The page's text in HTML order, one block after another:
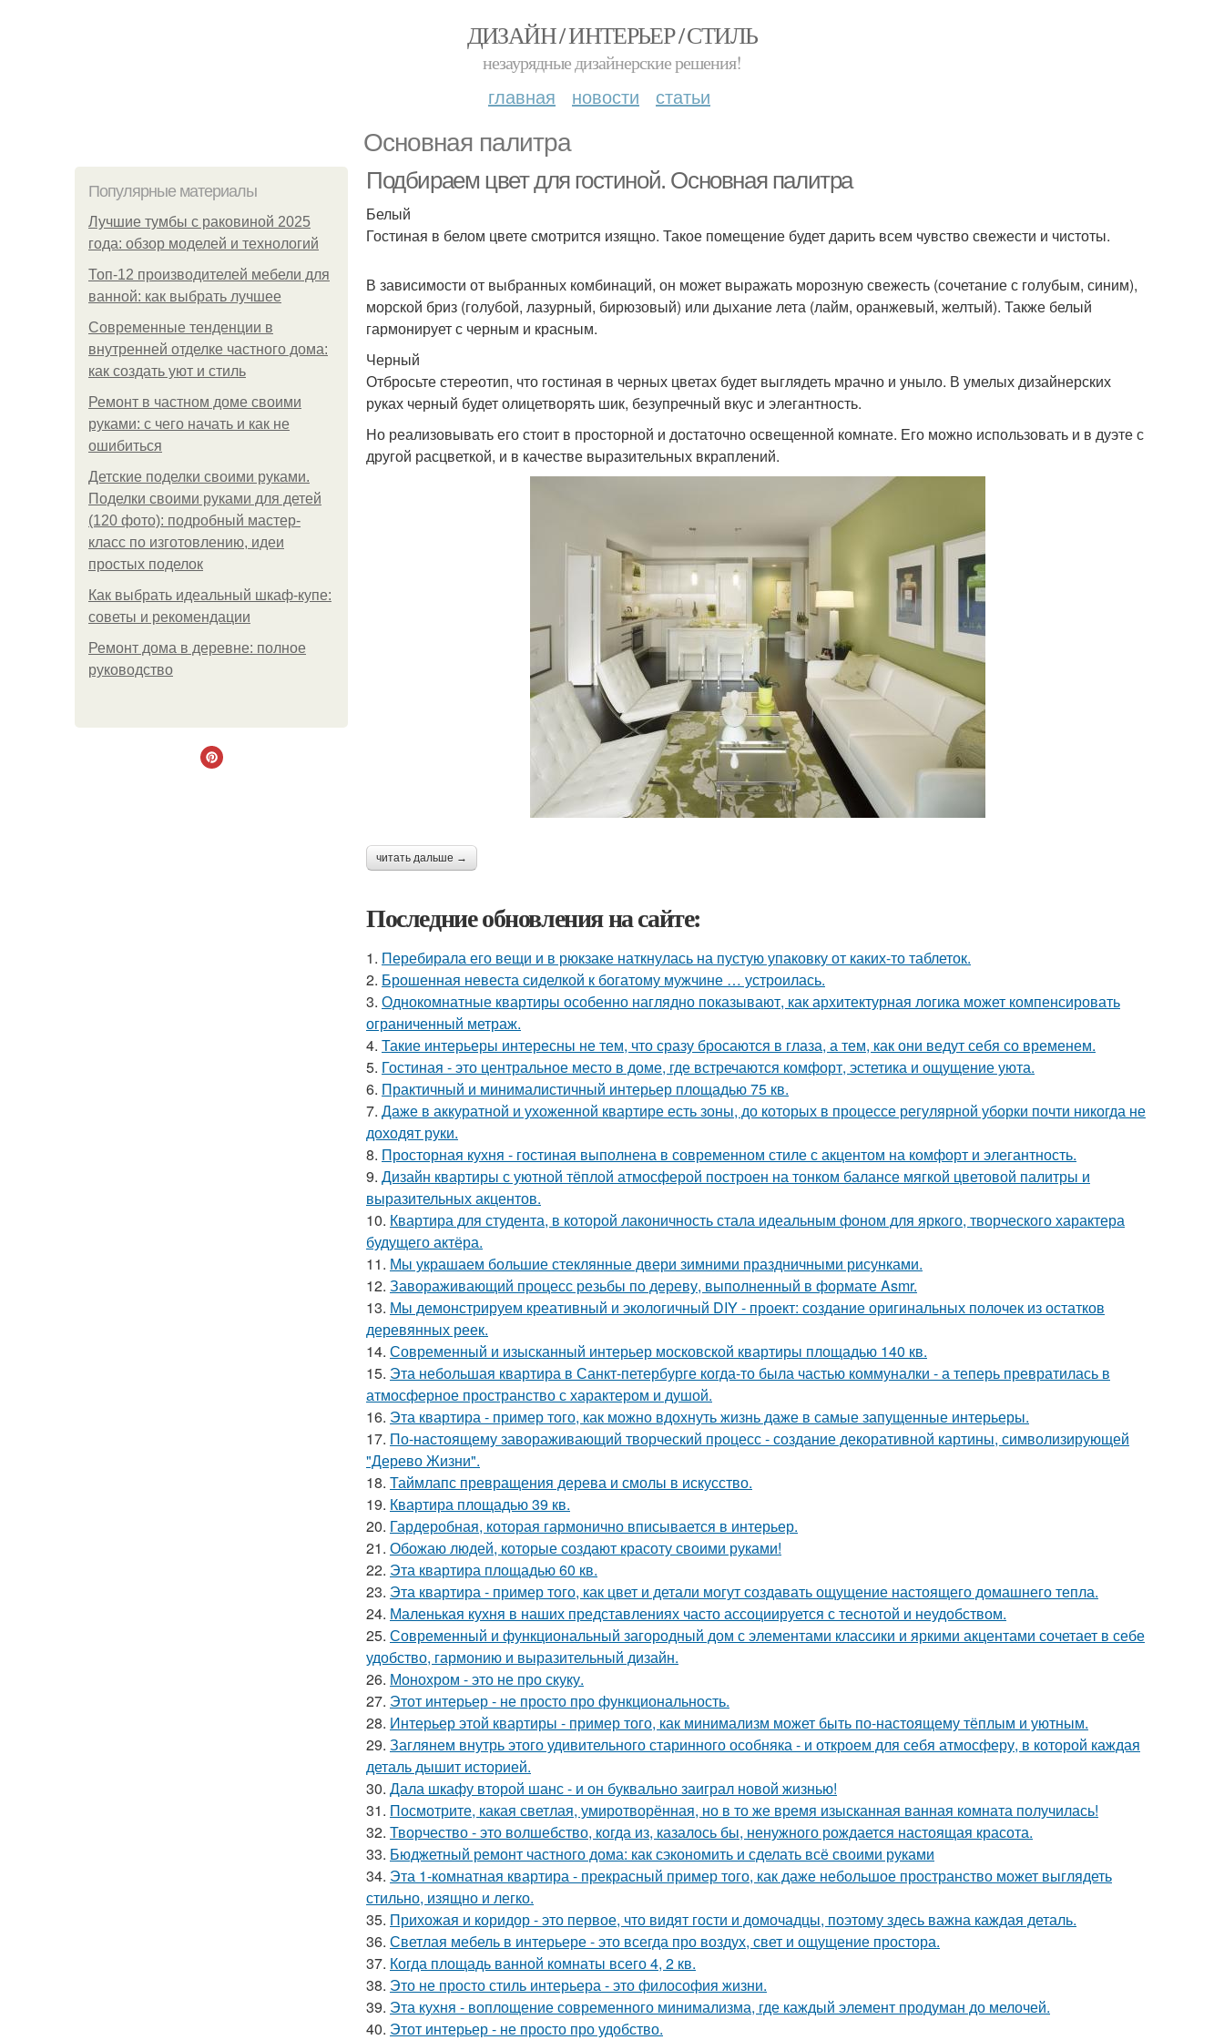
ДИЗАЙН / ИНТЕРЬЕР / СТИЛЬ
незаурядные дизайнерские решения!
главная новости статьи
Основная палитра
Популярные материалы
Лучшие тумбы с раковиной 2025
года: обзор моделей и технологий
Топ-12 производителей мебели для
ванной: как выбрать лучшее
Современные тенденции в
внутренней отделке частного дома:
как создать уют и стиль
Ремонт в частном доме своими
руками: с чего начать и как не
ошибиться
Детские поделки своими руками.
Поделки своими руками для детей
(120 фото): подробный мастер-
класс по изготовлению, идеи
простых поделок
Как выбрать идеальный шкаф-купе:
советы и рекомендации
Ремонт дома в деревне: полное
руководство
Подбираем цвет для гостиной. Основная палитра
Белый
Гостиная в белом цвете смотрится изящно. Такое помещение будет дарить всем чувство свежести и чистоты.
В зависимости от выбранных комбинаций, он может выражать морозную свежесть (сочетание с голубым, синим),
морской бриз (голубой, лазурный, бирюзовый) или дыхание лета (лайм, оранжевый, желтый). Также белый
гармонирует с черным и красным.
Черный
Отбросьте стереотип, что гостиная в черных цветах будет выглядеть мрачно и уныло. В умелых дизайнерских
руках черный будет олицетворять шик, безупречный вкус и элегантность.
Но реализовывать его стоит в просторной и достаточно освещенной комнате. Его можно использовать и в дуэте с
другой расцветкой, и в качестве выразительных вкраплений.
читать дальше →
Последние обновления на сайте:
1. Перебирала его вещи и в рюкзаке наткнулась на пустую упаковку от каких-то таблеток.
2. Брошенная невеста сиделкой к богатому мужчине … устроилась.
3. Однокомнатные квартиры особенно наглядно показывают, как архитектурная логика может компенсировать
ограниченный метраж.
4. Такие интерьеры интересны не тем, что сразу бросаются в глаза, а тем, как они ведут себя со временем.
5. Гостиная - это центральное место в доме, где встречаются комфорт, эстетика и ощущение уюта.
6. Практичный и минималистичный интерьер площадью 75 кв.
7. Даже в аккуратной и ухоженной квартире есть зоны, до которых в процессе регулярной уборки почти никогда не
доходят руки.
8. Просторная кухня - гостиная выполнена в современном стиле с акцентом на комфорт и элегантность.
9. Дизайн квартиры с уютной тёплой атмосферой построен на тонком балансе мягкой цветовой палитры и
выразительных акцентов.
10. Квартира для студента, в которой лаконичность стала идеальным фоном для яркого, творческого характера
будущего актёра.
11. Мы украшаем большие стеклянные двери зимними праздничными рисунками.
12. Завораживающий процесс резьбы по дереву, выполненный в формате Asmr.
13. Мы демонстрируем креативный и экологичный DIY - проект: создание оригинальных полочек из остатков
деревянных реек.
14. Современный и изысканный интерьер московской квартиры площадью 140 кв.
15. Эта небольшая квартира в Санкт-петербурге когда-то была частью коммуналки - а теперь превратилась в
атмосферное пространство с характером и душой.
16. Эта квартира - пример того, как можно вдохнуть жизнь даже в самые запущенные интерьеры.
17. По-настоящему завораживающий творческий процесс - создание декоративной картины, символизирующей
"Дерево Жизни".
18. Таймлапс превращения дерева и смолы в искусство.
19. Квартира площадью 39 кв.
20. Гардеробная, которая гармонично вписывается в интерьер.
21. Обожаю людей, которые создают красоту своими руками!
22. Эта квартира площадью 60 кв.
23. Эта квартира - пример того, как цвет и детали могут создавать ощущение настоящего домашнего тепла.
24. Маленькая кухня в наших представлениях часто ассоциируется с теснотой и неудобством.
25. Современный и функциональный загородный дом с элементами классики и яркими акцентами сочетает в себе
удобство, гармонию и выразительный дизайн.
26. Монохром - это не про скуку.
27. Этот интерьер - не просто про функциональность.
28. Интерьер этой квартиры - пример того, как минимализм может быть по-настоящему тёплым и уютным.
29. Заглянем внутрь этого удивительного старинного особняка - и откроем для себя атмосферу, в которой каждая
деталь дышит историей.
30. Дала шкафу второй шанс - и он буквально заиграл новой жизнью!
31. Посмотрите, какая светлая, умиротворённая, но в то же время изысканная ванная комната получилась!
32. Творчество - это волшебство, когда из, казалось бы, ненужного рождается настоящая красота.
33. Бюджетный ремонт частного дома: как сэкономить и сделать всё своими руками
34. Эта 1-комнатная квартира - прекрасный пример того, как даже небольшое пространство может выглядеть
стильно, изящно и легко.
35. Прихожая и коридор - это первое, что видят гости и домочадцы, поэтому здесь важна каждая деталь.
36. Светлая мебель в интерьере - это всегда про воздух, свет и ощущение простора.
37. Когда площадь ванной комнаты всего 4, 2 кв.
38. Это не просто стиль интерьера - это философия жизни.
39. Эта кухня - воплощение современного минимализма, где каждый элемент продуман до мелочей.
40. Этот интерьер - не просто про удобство.